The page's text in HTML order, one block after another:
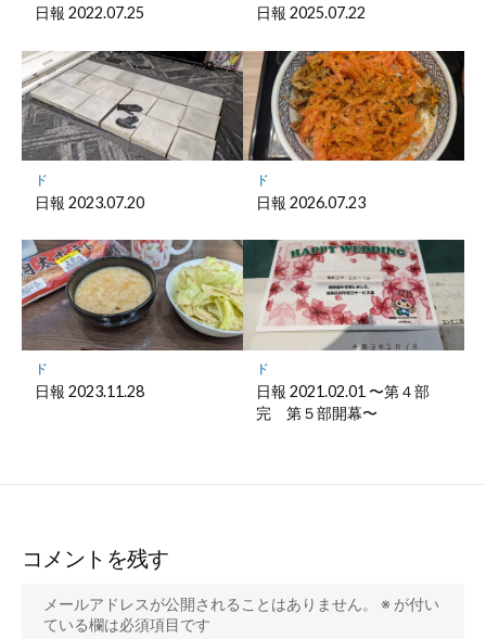
日報 2022.07.25 日報 2025.07.22
ド
日報 2023.07.20
ド
日報 2026.07.23
ド
日報 2023.11.28
ド
日報 2021.02.01 〜第４部
完 第５部開幕〜
コメントを残す
メールアドレスが公開されることはありません。 ※ が付い
ている欄は必須項目です